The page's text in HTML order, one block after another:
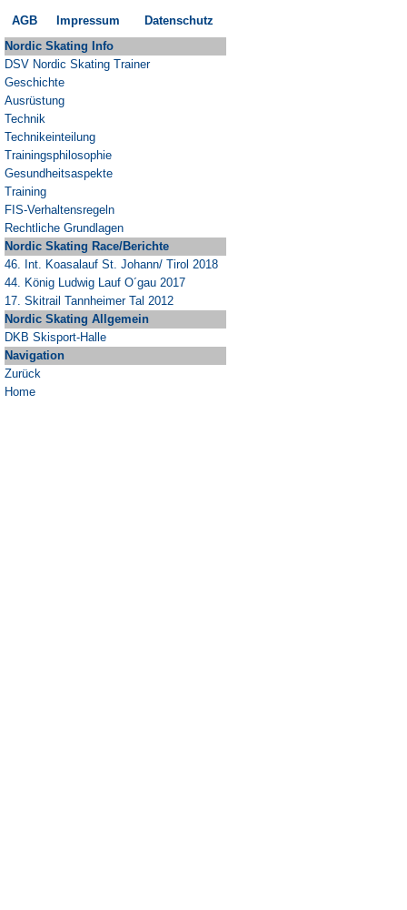
AGB Impressum
Datenschutz
Nordic Skating Info
DSV Nordic Skating Trainer
Geschichte
Ausrüstung
Technik
Technikeinteilung
Trainingsphilosophie
Gesundheitsaspekte
Training
FIS-Verhaltensregeln
Rechtliche Grundlagen
Nordic Skating Race/Berichte
46. Int. Koasalauf St. Johann/ Tirol 2018
44. König Ludwig Lauf O´gau 2017
17. Skitrail Tannheimer Tal 2012
Nordic Skating Allgemein
DKB Skisport-Halle
Navigation
Zurück
Home